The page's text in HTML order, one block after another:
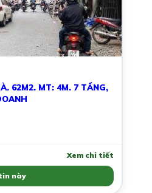
62M2. MT: 4M. 7 TẦNG,
Xem chi tiết
này